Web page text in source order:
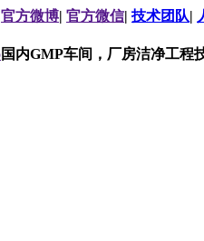
官方微博| 官方微信| 技术团队|
国内GMP车间，厂房洁净工程